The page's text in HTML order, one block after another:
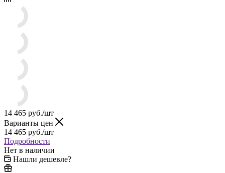
14 465 руб./шт
Варианты цен
14 465 руб./шт
Подробности
Нет в наличии
Нашли дешевле?